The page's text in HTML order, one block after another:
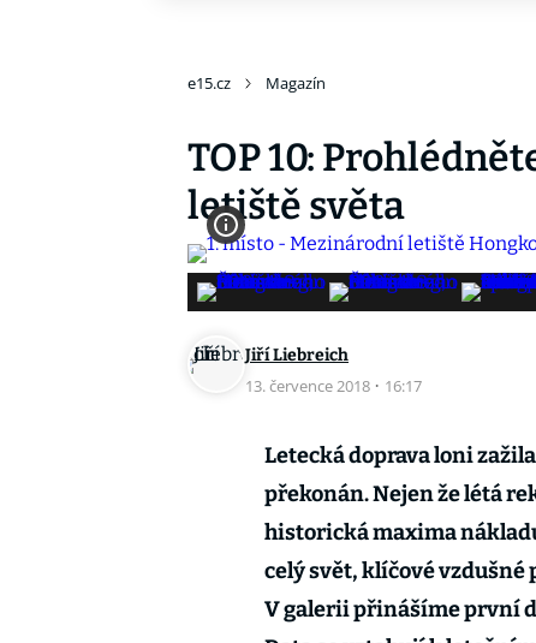
e15.cz Magazín
TOP 10:
letiště světa
Jiří Liebreich
13. července 2018 · 16:17
Letecká doprava loni
překonán. Nejen že létá
historická maxima
celý svět, klíčové
V galerii přinášíme první